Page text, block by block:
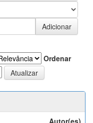
Ordenar
Autor(es)